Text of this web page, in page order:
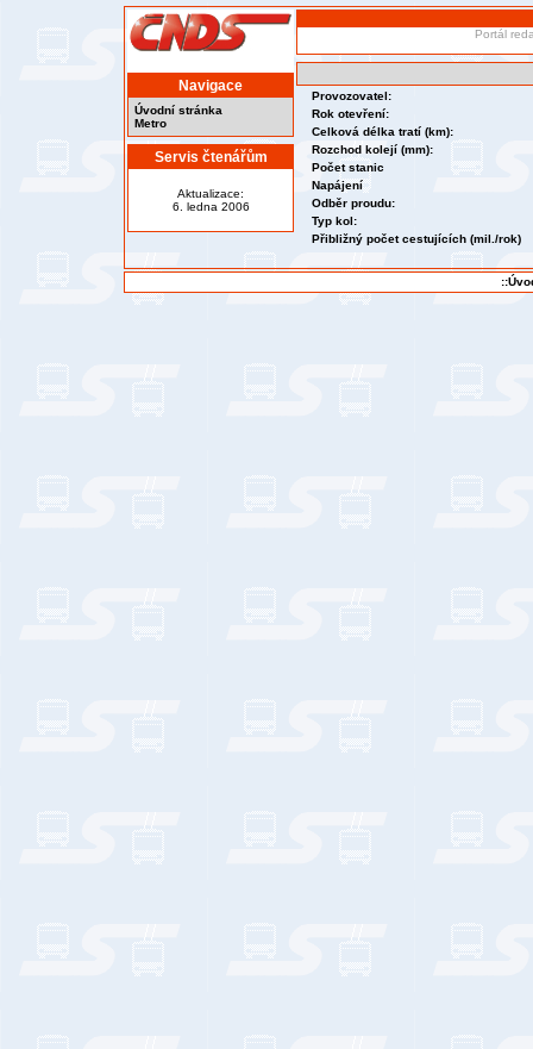
Navigace
Úvodní stránka
Metro
Servis čtenářům
Aktualizace:
6. ledna 2006
Portál
Provozovatel:
Rok otevření:
Celková délka tratí (km):
Rozchod kolejí (mm):
Počet stanic
Napájení
Odběr proudu:
Typ kol:
Přibližný počet cestujících (mil./rok)